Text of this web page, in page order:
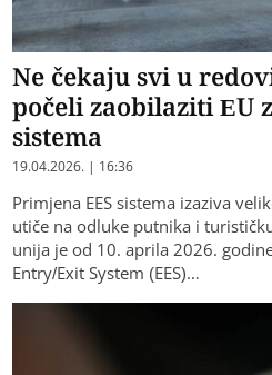
Ne čekaju svi u
počeli zaobilaziti EU
sistema
19.04.2026. | 16:36
Primjena EES sistema izaziva
utiče na odluke putnika i
unija je od 10. aprila 2026.
Entry/Exit System (EES)…